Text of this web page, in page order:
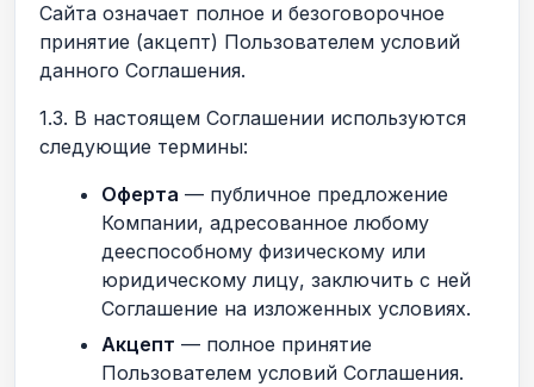
Сайта означает полное и безоговорочное
принятие (акцепт) Пользователем условий
данного Соглашения.
1.3. В настоящем Соглашении используются
следующие термины:
Оферта — публичное предложение
Компании, адресованное любому
дееспособному физическому или
юридическому лицу, заключить с ней
Соглашение на изложенных условиях.
Акцепт — полное принятие
Пользователем условий Соглашения.